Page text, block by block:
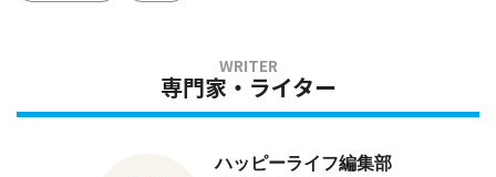
専門家・ライター
ハッピーライフ編集部